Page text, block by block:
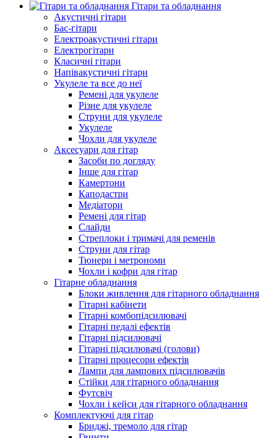
Гітари та обладнання
Акустичні гітари
Бас-гітари
Електроакустичні гітари
Електрогітари
Класичні гітари
Напівакустичні гітари
Укулеле та все до неї
Ремені для укулеле
Різне для укулеле
Струни для укулеле
Укулеле
Чохли для укулеле
Аксесуари для гітар
Засоби по догляду
Інше для гітар
Камертони
Каподастри
Медіатори
Ремені для гітар
Слайди
Стреплоки і тримачі для ременів
Струни для гітар
Тюнери і метрономи
Чохли і кофри для гітар
Гітарне обладнання
Блоки живлення для гітарного обладнання
Гітарні кабінети
Гітарні комбопідсилювачі
Гітарні педалі ефектів
Гітарні підсилювачі
Гітарні підсилювачі (голови)
Гітарні процесори ефектів
Лампи для лампових підсилювачів
Стійки для гітарного обладнання
Футсвіч
Чохли і кейси для гітарного обладнання
Комплектуючі для гітар
Бриджі, тремоло для гітар